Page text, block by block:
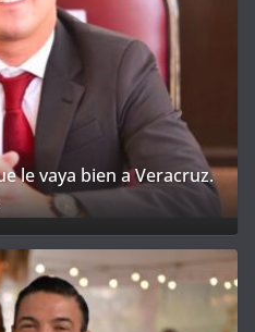
le vaya bien a Veracruz.